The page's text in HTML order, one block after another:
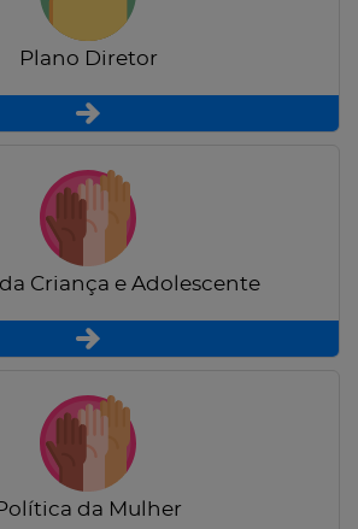
Plano Diretor
Criança e Adolescente
da Mulher